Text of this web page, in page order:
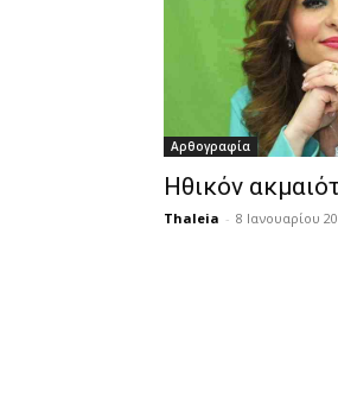
Αρθογραφία
Ηθικόν
Thaleia - 8 Ιανουαρίου